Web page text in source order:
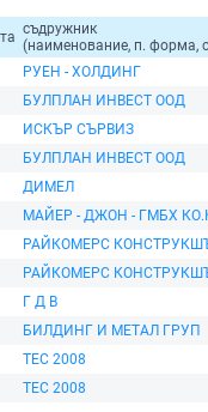
съдружник
(наименование, п. форма,
РУЕН - ХОЛДИНГ
БУЛПЛАН ИНВЕСТ ООД
ИСКЪР СЪРВИЗ
БУЛПЛАН ИНВЕСТ ООД
ДИМЕЛ
МАЙЕР - ДЖОН - ГМБХ
РАЙКОМЕРС
РАЙКОМЕРС
Г Д В
БИЛДИНГ И МЕТАЛ ГРУП
ТЕС 2008
ТЕС 2008